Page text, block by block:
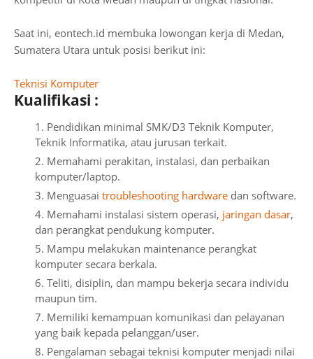
Saat ini, eontech.id membuka lowongan kerja di Medan,
Sumatera Utara untuk posisi berikut ini:
Teknisi Komputer
Kualifikasi :
Pendidikan minimal SMK/D3 Teknik Komputer,
Teknik Informatika, atau jurusan terkait.
Memahami perakitan, instalasi, dan perbaikan
komputer/laptop.
Menguasai troubleshooting hardware dan software.
Memahami instalasi sistem operasi, jaringan dasar,
dan perangkat pendukung komputer.
Mampu melakukan maintenance perangkat
komputer secara berkala.
Teliti, disiplin, dan mampu bekerja secara individu
maupun tim.
Memiliki kemampuan komunikasi dan pelayanan
yang baik kepada pelanggan/user.
Pengalaman sebagai teknisi komputer menjadi nilai